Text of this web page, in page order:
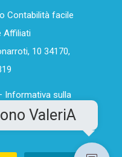
ValeriA
Contabilità facile
Affiliati
10 34170,
Informativa sulla
Servizio